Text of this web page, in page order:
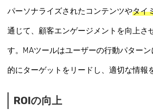
パーソナライズされたコンテンツやタイ
通じて、顧客エンゲージメントを向上さ
す。MAツールはユーザーの行動パター
的にターゲットをリードし、適切な情報
ROIの向上